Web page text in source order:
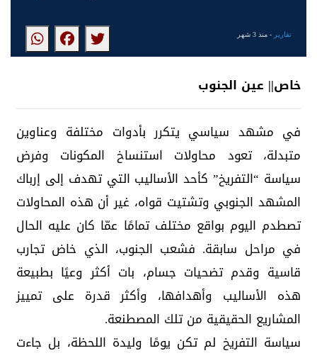
تقارير - منذ 3 شهر
خاص|| عين الجنوب
في مشهد سياسي يتكرر بأدوات مختلفة وعناوين
متبدلة، تعود محاولات استنساخ المكونات وفرض
سياسة “التفريخ” كأحد الأساليب التي تهدف إلى إرباك
المشهد الجنوبي وتشتيت قواه، غير أن هذه المحاولات
تصطدم اليوم بواقع مختلف تمامًا عمّا كان عليه الحال
في مراحل سابقة. فشعب الجنوب، الذي خاض تجارب
قاسية وقدم تضحيات جسام، بات أكثر وعيًا بطبيعة
هذه الأساليب وأهدافها، وأكثر قدرة على تمييز
المشاريع الحقيقية من تلك المصطنعة.
سياسة التفريخ لم تكن يومًا وليدة اللحظة، بل جاءت